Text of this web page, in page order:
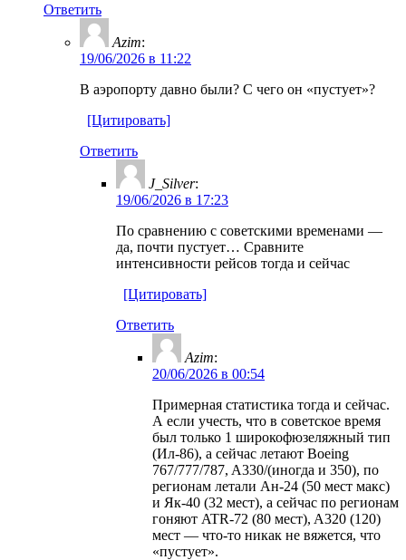
Ответить
Azim:
19/06/2026 в 11:22
В аэропорту давно были? С чего он «пустует»?
[Цитировать]
Ответить
J_Silver:
19/06/2026 в 17:23
По сравнению с советскими временами —
да, почти пустует… Сравните
интенсивности рейсов тогда и сейчас
[Цитировать]
Ответить
Azim:
20/06/2026 в 00:54
Примерная статистика тогда и сейчас.
А если учесть, что в советское время
был только 1 широкофюзеляжный тип
(Ил-86), а сейчас летают Boeing
767/777/787, A330/(иногда и 350), по
регионам летали Ан-24 (50 мест макс)
и Як-40 (32 мест), а сейчас по регионам
гоняют ATR-72 (80 мест), A320 (120)
мест — что-то никак не вяжется, что
«пустует».